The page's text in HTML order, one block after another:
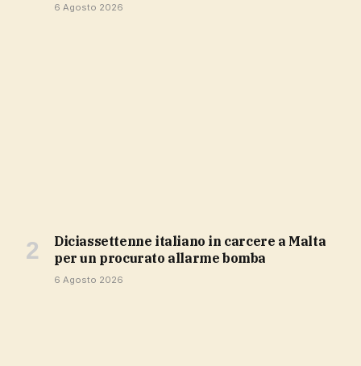
6 Agosto 2026
Diciassettenne italiano in carcere a Malta
per un procurato allarme bomba
6 Agosto 2026